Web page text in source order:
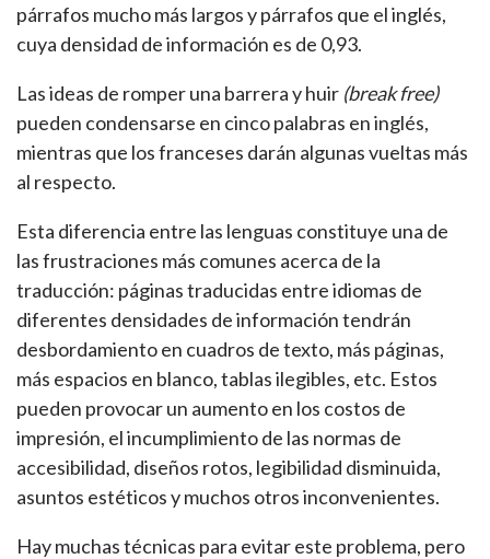
párrafos mucho más largos y párrafos que el inglés,
cuya densidad de información es de 0,93.
Las ideas de romper una barrera y huir (break free)
pueden condensarse en cinco palabras en inglés,
mientras que los franceses darán algunas vueltas más
al respecto.
Esta diferencia entre las lenguas constituye una de
las frustraciones más comunes acerca de la
traducción: páginas traducidas entre idiomas de
diferentes densidades de información tendrán
desbordamiento en cuadros de texto, más páginas,
más espacios en blanco, tablas ilegibles, etc. Estos
pueden provocar un aumento en los costos de
impresión, el incumplimiento de las normas de
accesibilidad, diseños rotos, legibilidad disminuida,
asuntos estéticos y muchos otros inconvenientes.
Hay muchas técnicas para evitar este problema, pero